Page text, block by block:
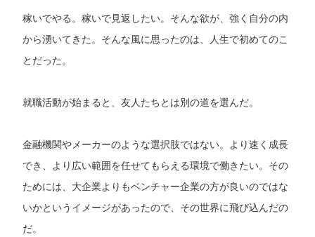
稼いでやる。稼いで見返したい。そんな欲が、強く自分の内
から湧いてきた。そんな風に思ったのは、人生で初めてのこ
とだった。
就職活動が始まると、友人たちとは別の道を選んだ。
金融機関やメーカーのような選択肢ではない。より速く成長
でき、より広い範囲を任せてもらえる環境で働きたい。その
ためには、大企業よりもベンチャー企業の方が良いのではな
いかというイメージがあったので、その世界に飛び込んだの
だ。